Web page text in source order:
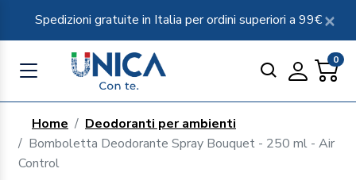
Spedizioni gratuite in Italia per ordini superiori a 99€
0
Home
Deodoranti per ambienti
Bomboletta Deodorante Spray Bouquet - 250 ml - Air
Control